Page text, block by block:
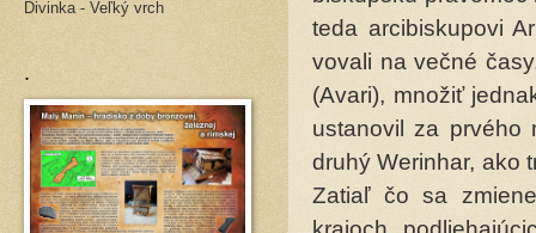
teda arcibiskupovi
vovali na večné
(Avari), mno­žiť
ustanovil za prvého
druhý Werinhar, ako
Zatiaľ čo sa
Divinka - Veľký vrch
.